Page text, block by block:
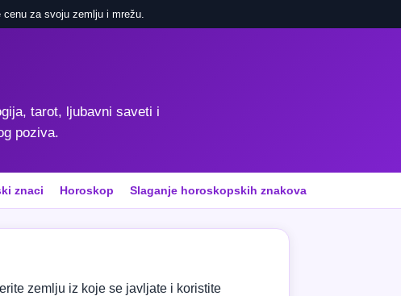
za svoju zemlju i mrežu.
tarot, ljubavni saveti i
poziva.
znaci Horoskop Slaganje horoskopskih znakova
zemlju iz koje se javljate i koristite